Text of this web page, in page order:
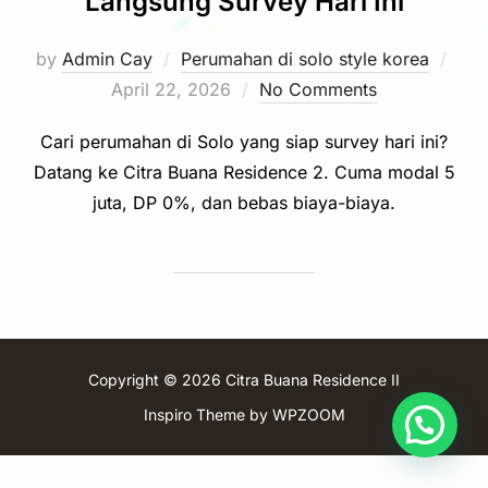
by Admin Cay Perumahan di solo style korea
April 22, 2026 No Comments
Cari perumahan di Solo yang siap survey hari ini?
Datang ke Citra Buana Residence 2. Cuma modal 5
juta, DP 0%, dan bebas biaya-biaya.
Copyright © 2026 Citra Buana Residence II
Inspiro Themeby WPZOOM